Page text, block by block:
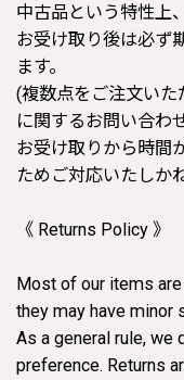
中古品という特性上
お受け取り後は必ず
ます。
(複数点をご注文い
に関するお問い合わ
お受け取りから時間
ためご対応いたしか
《 Returns Policy 》
Most of our items
they may have minor
As a general rule, we
preference. Returns